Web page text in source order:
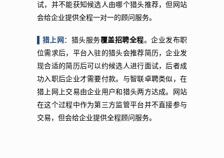
试，并不能获知候选人由哪个猎头推荐，但网站
会给企业提供全程一对一的顾问服务。
▌猎上网 ：猎头服务覆盖招聘全程。企业发布职
位需求后，平台入驻的猎头会推荐简历，企业发
现合适的简历后可以约候选人进行面试，后者成
功入职后企业才需要付款。与智联卓聘类似，在
猎上网上交易由企业用户和猎头两方达成。网站
在这个过程中作为第三方监管平台并不直接参与
交易，但会给企业提供全程顾问服务。